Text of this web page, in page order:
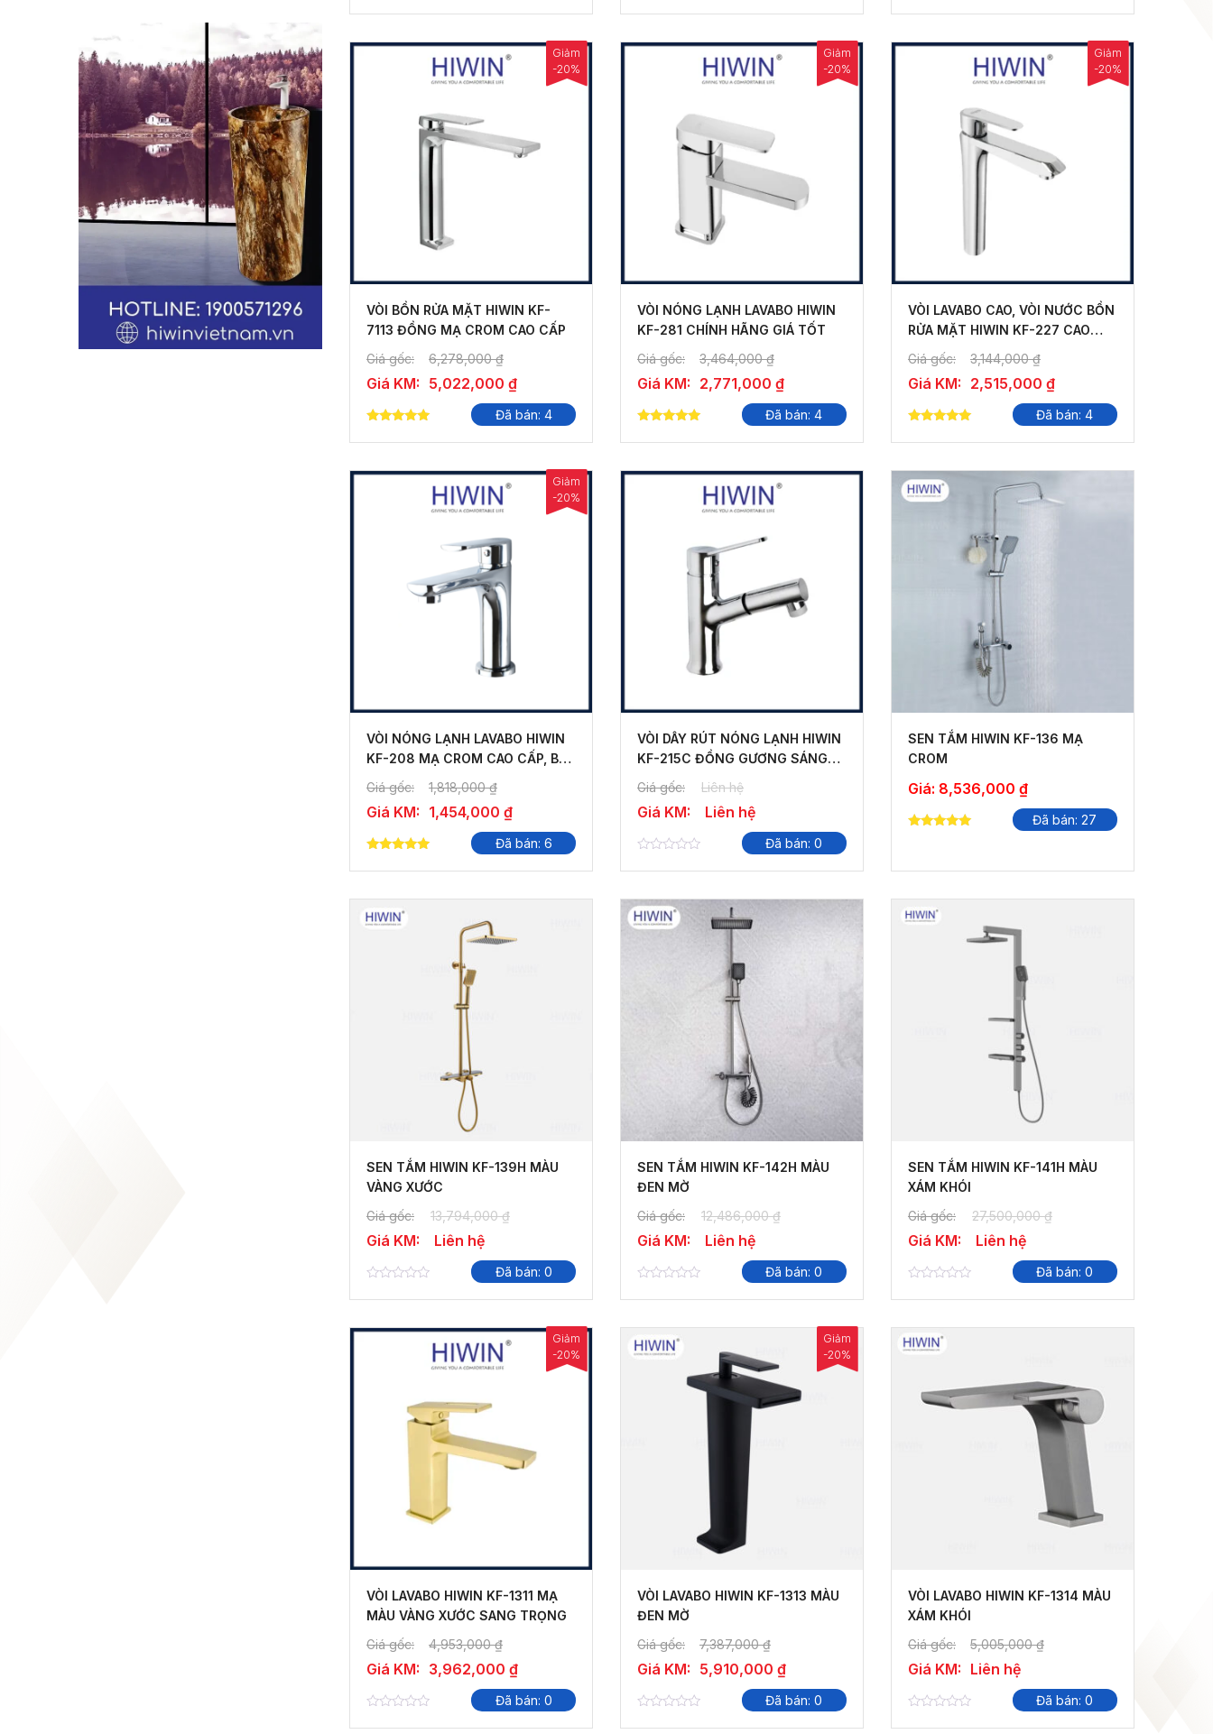
out of 5
out of 5
out of 5
VÒI BỒN RỬA MẶT HIWIN KF-
7113 ĐỒNG MẠ CROM CAO CẤP
Giá gốc:
6,278,000₫
Giá KM: 5,022,000 ₫
Giảm
-20%
out of 5
Đã bán: 4
VÒI NÓNG LẠNH LAVABO HIWIN
KF-281 CHÍNH HÃNG GIÁ TỐT
Giá gốc:
3,464,000₫
Giá KM: 2,771,000 ₫
Giảm
-20%
out of 5
Đã bán: 4
VÒI LAVABO CAO, VÒI NƯỚC BỒN
RỬA MẶT HIWIN KF-227 CAO
Giá gốc: 3,144,000₫
Giá KM: 2,515,000 ₫
Giảm
-20%
out of 5
Đã bán: 4
VÒI NÓNG LẠNH LAVABO HIWIN
KF-208 MẠ CROM CAO CẤP, BỀN
Giá gốc: 1,818,000₫
Giá KM: 1,454,000 ₫
Giảm
-20%
out of 5
Đã bán: 6
VÒI DÂY RÚT NÓNG LẠNH HIWIN
KF-215C ĐỒNG GƯƠNG SÁNG
BÓNG
Giá gốc: Liên hệ
Giá KM: Liên hệ
out
5
Đã bán: 0
SEN TẮM HIWIN KF-136 MẠ
CROM
Giá: 8,536,000 ₫
Đã bán: 27
SEN TẮM HIWIN KF-139H MÀU
VÀNG XƯỚC
Giá gốc:
13,794,000₫
Giá KM: Liên hệ
out
5
Đã bán: 0
SEN TẮM HIWIN KF-142H MÀU
ĐEN MỜ
Giá gốc:
12,486,000₫
Giá KM: Liên hệ
out
5
Đã bán: 0
SEN TẮM HIWIN KF-141H MÀU
XÁM KHÓI
Giá gốc:
27,500,000₫
Giá KM: Liên hệ
out
5
Đã bán: 0
VÒI LAVABO HIWIN KF-1311 MẠ
MÀU VÀNG XƯỚC SANG TRỌNG
Giá gốc:
4,953,000₫
Giá KM: 3,962,000 ₫
Giảm
-20%
out
Đã bán: 0
VÒI LAVABO HIWIN KF-1313 MÀU
ĐEN MỜ
Giá gốc:
7,387,000₫
Giá KM: 5,910,000 ₫
Giảm
-20%
out
Đã bán: 0
VÒI LAVABO HIWIN KF-1314 MÀU
XÁM KHÓI
Giá gốc:
5,005,000₫
Giá KM: Liên hệ
out
Đã bán: 0